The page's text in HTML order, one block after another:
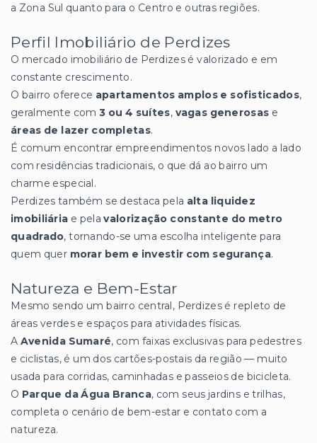
a Zona Sul quanto para o Centro e outras regiões.
Perfil Imobiliário de Perdizes
O mercado imobiliário de Perdizes é valorizado e em
constante crescimento.
O bairro oferece apartamentos amplos e sofisticados,
geralmente com3 ou 4 suítes, vagas generosas e
áreas de lazer completas.
É comum encontrar empreendimentos novos lado a lado
com residências tradicionais, o que dá ao bairro um
charme especial.
Perdizes também se destaca pela alta liquidez
imobiliária e pelavalorização constante do metro
quadrado, tornando-se uma escolha inteligente para
quem quer morar bem e investir com segurança.
Natureza e Bem-Estar
Mesmo sendo um bairro central, Perdizes é repleto de
áreas verdes e espaços para atividades físicas.
A Avenida Sumaré, com faixas exclusivas para pedestres
e ciclistas, é um dos cartões-postais da região — muito
usada para corridas, caminhadas e passeios de bicicleta.
O Parque da Água Branca, com seus jardins e trilhas,
completa o cenário de bem-estar e contato com a
natureza.